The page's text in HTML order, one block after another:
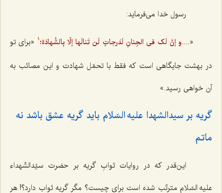
رسول خدا می‌فرماید:
«....و إنَّ لَک فی الجِنانِ لَدَرجاتٍ لَن تَنالَها إلّا بِالشَّهادَة؛ 1
«برای تو
در بهشت جایگاهی است که فقط با تحمّل شهادت و این مصائب به
آن خواهی رسید.»
گریه بر سیدالشهدا علیه السّلام باید گریه عشق باشد نه
ماتم‌
این‌قدر که در روایات ثوابِ گریه بر حضرت سیّدالشّهداء
علیه السّلام مترتّب شده است برای چیست؟ مگر گریه ثواب دارد؟! هر